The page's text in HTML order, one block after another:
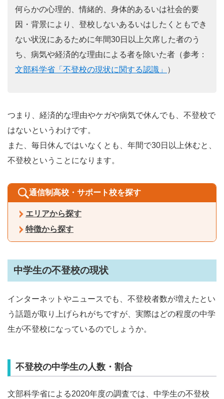
何らかの心理的、情緒的、身体的あるいは社会的要
因・背景により、登校しないあるいはしたくともでき
ない状況にあるために年間30日以上欠席した者のう
ち、病気や経済的な理由による者を除いた者（参考：
文部科学省「不登校の現状に関する認識」
）
つまり、経済的な理由やケガや病気で休んでも、不登校で
はないというわけです。
また、毎日休んではいなくとも、年間で30日以上休むと、
不登校ということになります。
通信制高校・サポート校を探す
エリアから探す
特徴から探す
中学生の不登校の現状
インターネットやニュースでも、不登校者数が増えたとい
う話題が取り上げられがちですが、実際はどの程度の中学
生が不登校になっているのでしょうか。
不登校の中学生の人数・割合
文部科学省による2020年度の調査では、中学生の不登校